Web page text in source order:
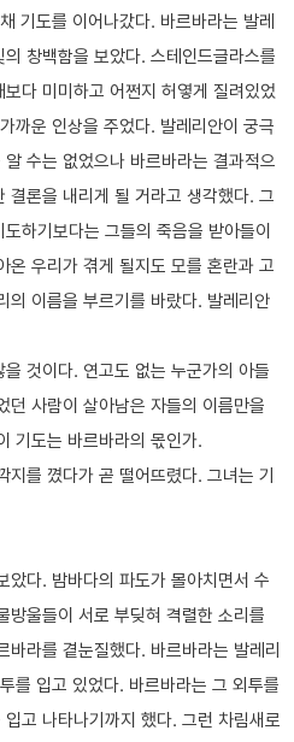
기도를 이어나갔다. 바르바라는 발레
창백함을 보았다. 스테인드글라스를
다 미미하고 어쩐지 허옇게 질려있었
까운 인상을 주었다. 발레리안이 궁극
수는 없었으나 바르바라는 결과적으
결론을 내리게 될 거라고 생각했다. 그
하기보다는 그들의 죽음을 받아들이
온 우리가 겪게 될지도 모를 혼란과 고
의 이름을 부르기를 바랐다. 발레리안
것이다. 연고도 없는 누군가의 아들
던 사람이 살아남은 자들의 이름만을
기도는 바르바라의 몫인가.
를 꼈다가 곧 떨어뜨렸다. 그녀는 기
았다. 밤바다의 파도가 몰아치면서 수
방울들이 서로 부딪혀 격렬한 소리를
라를 곁눈질했다. 바르바라는 발레리
를 입고 있었다. 바르바라는 그 외투를
고 나타나기까지 했다. 그런 차림새로